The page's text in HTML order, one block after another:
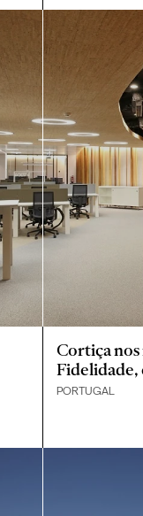
Cortiça
Fidelidade,
PORTUGAL